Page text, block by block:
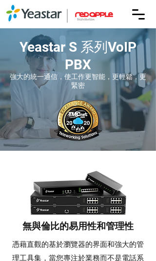
Yeastar S 系列VoIP
PBX
強大的統一通信，使工作更智能，更輕鬆，更
緊密
無與倫比的易用性和管理性
憑藉直觀的基於瀏覽器的界面和強大的管
理工具集，當您專注於業務而不是電話系